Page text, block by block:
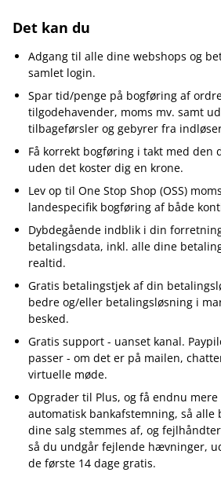
Det kan du
Adgang til alle dine webshops og
samlet login.
Spar tid/penge på bogføring af
tilgodehavender, moms mv. samt
tilbageførsler og gebyrer fra
Få korrekt bogføring i takt med den
uden det koster dig en krone.
Lev op til One Stop Shop (OSS)
landespecifik bogføring af både
Dybdegående indblik i din
betalingsdata, inkl. alle dine
realtid.
Gratis betalingstjek af din
bedre og/eller betalingsløsning i
besked.
Gratis support - uanset kanal.
passer - om det er på mailen,
virtuelle møde.
Opgrader til Plus, og få endnu
automatisk bankafstemning, så
dine salg stemmes af, og
så du undgår fejlende hævninger,
de første 14 dage gratis.